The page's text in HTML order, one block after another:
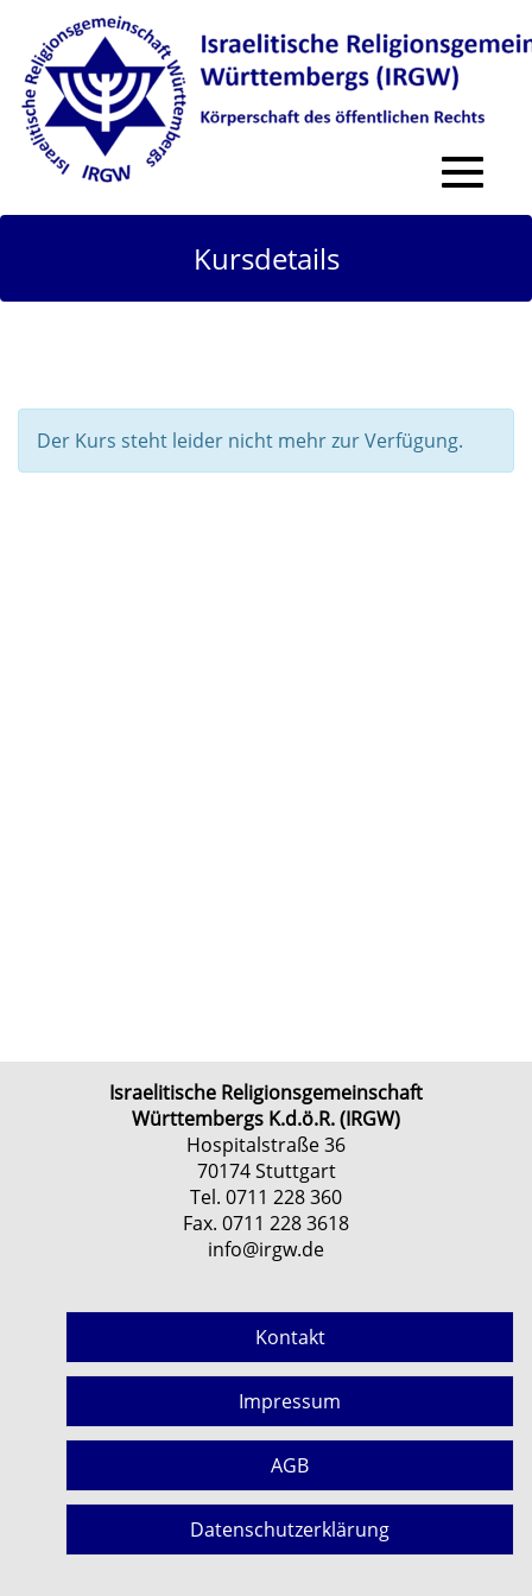
Toggle
Kursdetails
Der Kurs steht leider nicht mehr zur Verfügung.
Israelitische Religionsgemeinschaft
Württembergs K.d.ö.R. (IRGW)
Hospitalstraße 36
70174 Stuttgart
Tel. 0711 228 360
Fax. 0711 228 3618
info@irgw.de
Kontakt
Impressum
AGB
Datenschutzerklärung